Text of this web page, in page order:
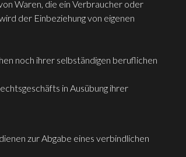
Waren, die ein Verbraucher oder
der Einbeziehung von eigenen
noch ihrer selbständigen beruflichen
in Ausübung ihrer
zur Abgabe eines verbindlichen